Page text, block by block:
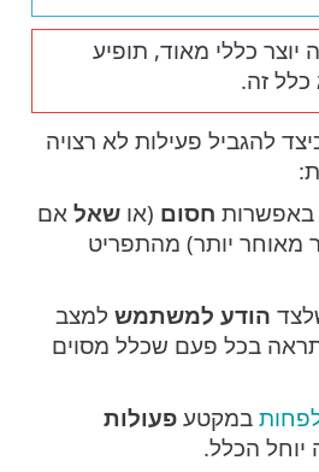
כללי מאוד, תופיע
כלל זה.
להגביל פעילות לא רצויה
באפשרות חסום (או שאל אם
מאוחר יותר) מהתפריט
הודע למשתמש למצב
בכל פעם שכלל מסוים
במקטע פעולות
יוחל הכלל.